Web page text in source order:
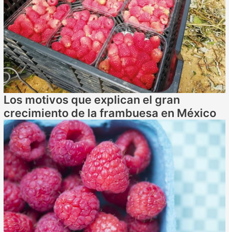
Los motivos que explican el gran
crecimiento de la frambuesa en México